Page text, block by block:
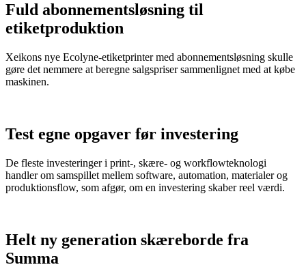
Fuld abonnementsløsning til
etiketproduktion
Xeikons nye Ecolyne-etiketprinter med abonnementsløsning skulle
gøre det nemmere at beregne salgspriser sammenlignet med at købe
maskinen.
Test egne opgaver før investering
De fleste investeringer i print-, skære- og workflowteknologi
handler om samspillet mellem software, automation, materialer og
produktionsflow, som afgør, om en investering skaber reel værdi.
Helt ny generation skæreborde fra
Summa